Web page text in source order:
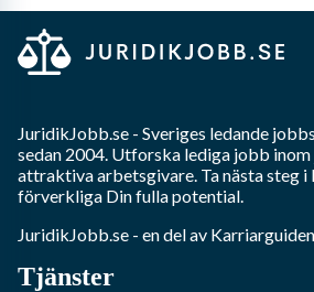
JuridikJobb.se - Sveriges ledande
sedan 2004. Utforska lediga jobb inom
attraktiva arbetsgivare. Ta nästa steg i
förverkliga Din fulla potential.
JuridikJobb.se - en del av
Tjänster